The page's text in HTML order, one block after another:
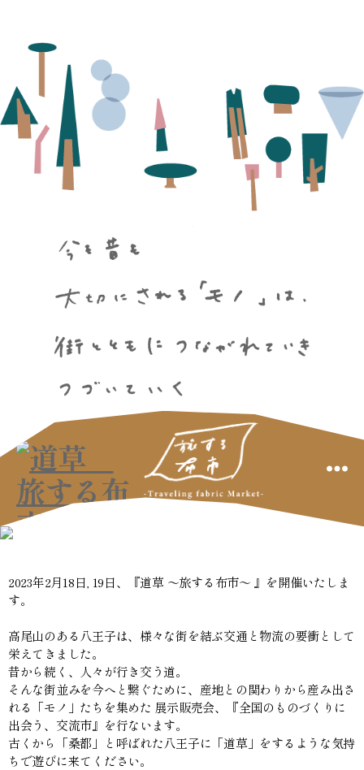
道
旅
す
る
布
市
2023年2月18日, 19日、『道草 ～旅する布市～ 』を開催いたしま
す。
高尾山のある八王子は、様々な街を結ぶ交通と物流の要衝として
栄えてきました。
昔から続く、人々が行き交う道。
そんな街並みを今へと繋ぐために、産地との関わりから産み出さ
れる「モノ」たちを集めた 展示販売会、『全国のものづくりに
出会う、交流市』を行ないます。
古くから「桑都」と呼ばれた八王子に「道草」をするような気持
ちで遊びに来てください。